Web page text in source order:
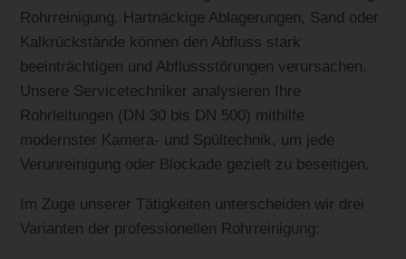
Rohrreinigung. Hartnäckige Ablagerungen, Sand oder
Kalkrückstände können den Abfluss stark
beeinträchtigen und Abflussstörungen verursachen.
Unsere Servicetechniker analysieren Ihre
Rohrleitungen (DN 30 bis DN 500) mithilfe
modernster Kamera- und Spültechnik, um jede
Verunreinigung oder Blockade gezielt zu beseitigen.
Im Zuge unserer Tätigkeiten unterscheiden wir drei
Varianten der professionellen Rohrreinigung: